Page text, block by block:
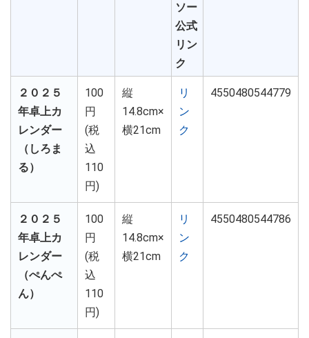
ソー
公式
リン
ク
２０２５
年卓上カ
レンダー
（しろま
る）
100
円
(税
込
110
円)
縦
14.8cm×
横21cm
リ
ン
ク
4550480544779
２０２５
年卓上カ
レンダー
（ぺんぺ
ん）
100
円
(税
込
110
円)
縦
14.8cm×
横21cm
リ
ン
ク
4550480544786